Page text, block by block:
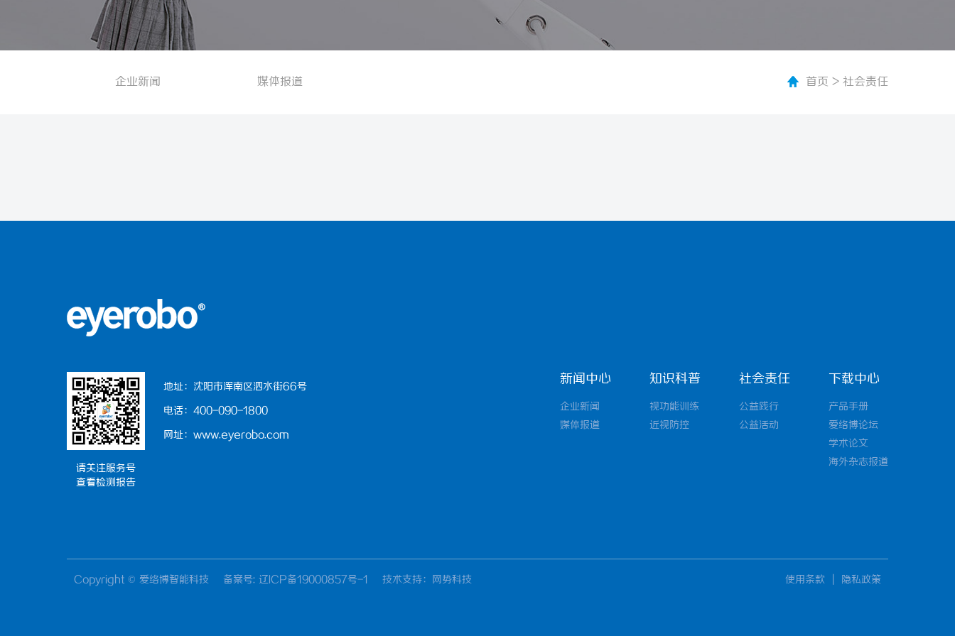
企业新闻 媒体报道 首页 > 社会责任
新闻中心
企业新闻
媒体报道
知识科普
视功能训练
近视防控
社会责任
公益践行
公益活动
下载中心
产品手册
爱络博论坛
学术论文
海外杂志报道
地址：沈阳市浑南区泗水街66号
电话：400-090-1800
网址：www.eyerobo.com
请关注服务号
查看检测报告
Copyright © 爱络博智能科技 备案号: 辽ICP备19000857号-1 技术支持：网势科技 使用条款 隐私政策